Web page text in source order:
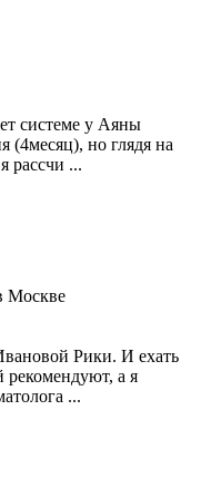
системе у Аяны
(4месяц), но глядя на
рассчи ...
Рики. И ехать
рекомендуют, а я
...